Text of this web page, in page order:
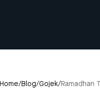
Home/Blog/Gojek/Ramadhan